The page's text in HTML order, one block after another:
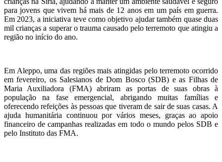
para jovens que vivem há mais de 12 anos em um país em guerra.
Em 2023, a iniciativa teve como objetivo ajudar também quase duas
mil crianças a superar o trauma causado pelo terremoto que atingiu a
região no início do ano.
Em Aleppo, uma das regiões mais atingidas pelo terremoto ocorrido
em fevereiro, os Salesianos de Dom Bosco (SDB) e as Filhas de
Maria Auxiliadora (FMA) abriram as portas de suas obras à
população na fase emergencial, abrigando muitas famílias e
oferecendo refeições às pessoas que tiveram de sair de suas casas. A
ajuda humanitária continuou por vários meses, graças ao apoio
financeiro de campanhas realizadas em todo o mundo pelos SDB e
pelo Instituto das FMA.